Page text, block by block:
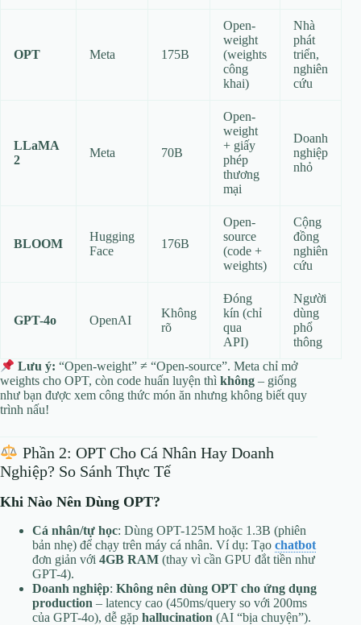
OPT Meta 175B
Open-
weight
(weights
công
khai)
Nhà
phát
triển,
nghiên
cứu
LLaMA
2
Meta 70B
Open-
weight
+ giấy
phép
thương
mại
Doanh
nghiệp
nhỏ
BLOOM
Hugging
Face
176B
Open-
source
(code +
weights)
Cộng
đồng
nghiên
cứu
GPT-4o OpenAI
Không
rõ
Đóng
kín (chỉ
qua
API)
Người
dùng
phổ
thông
Lưu ý: “Open-weight” ≠ “Open-source”. Meta chỉ mở
weights cho OPT, còn code huấn luyện thì không – giống
như bạn được xem công thức món ăn nhưng không biết quy
trình nấu!
Phần 2: OPT Cho Cá Nhân Hay Doanh
Nghiệp? So Sánh Thực Tế
Khi Nào Nên Dùng OPT?
Cá nhân/tự học: Dùng OPT-125M hoặc 1.3B (phiên
bản nhẹ) để chạy trên máy cá nhân. Ví dụ: Tạo chatbot
đơn giản với 4GB RAM (thay vì cần GPU đắt tiền như
GPT-4).
Doanh nghiệp: Không nên dùng OPT cho ứng dụng
production – latency cao (450ms/query so với 200ms
của GPT-4o), dễ gặp hallucination (AI “bịa chuyện”).